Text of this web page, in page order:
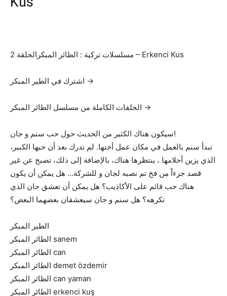
مسلسلات تركية : الطائر المبكرالحلقة 2 – Erkenci Kus
اشترك في الطير المبكر →
الحلقات الكاملة من مسلسل الطائر المبكر →
سيكون هناك الكثير من الحديث حول حب سنم و جان!
تبدأ سنم بالعمل في مكان عمل أختها. لم تدرك بعد أن حبها الكبير،
الذي يزين أحلامها ، ينتظرها هناك، بالإضافة إلى ذلك، تصبح عن غير
قصد جزءاً من فخ تم نصبه لجان و للشركة… هل يمكن أن يكون
هناك حب قائم على الأكاذيب؟ هل يمكن أن تعشق جان الذي
تكرهه؟ هل سنم و جان سيعشقان بعضهما البعض؟
الطير المبكر
الطائر المبكر sanem
الطائر المبكر can
الطائر المبكر demet özdemir
الطائر المبكر can yaman
الطائر المبكر erkenci kuş